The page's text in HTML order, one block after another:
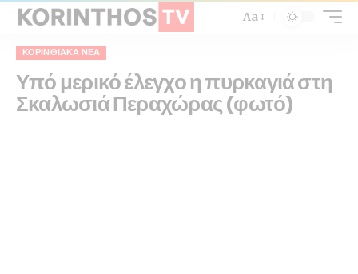
Aa
ΚΟΡΙΝΘΙΑΚΆ ΝΈΑ
Υπό μερικό έλεγχο η πυρκαγιά στη
Σκαλωσιά Περαχώρας (φωτό)